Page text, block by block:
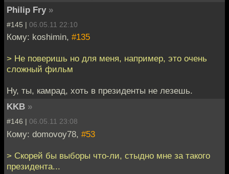
Philip Fry »
#145 | 06.05.11 22:10
Кому: koshimin, #135
> Не поверишь но для меня, например, это очень
сложный фильм
Ну, ты, камрад, хоть в президенты не лезешь.
KKB »
#146 | 06.05.11 23:08
Кому: domovoy78, #53
> Скорей бы выборы что-ли, стыдно мне за такого
президента...